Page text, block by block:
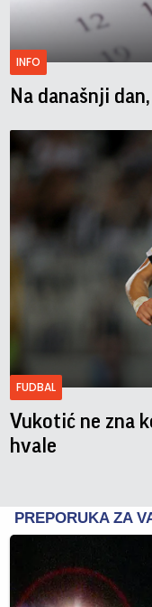
INFO
Na današnji
FUDBAL
Vukotić ne zna
hvale